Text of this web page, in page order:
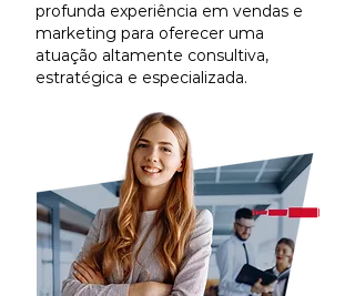
profunda experiência em vendas e
marketing para oferecer uma
atuação altamente consultiva,
estratégica e especializada.